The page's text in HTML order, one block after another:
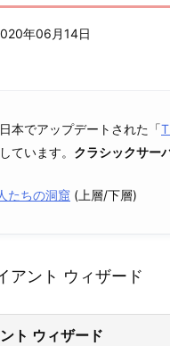
年06月14日
本でアップデートされた「
ています。 クラシックサー
たちの洞窟 (上層/下層)
アント ウィザード
ト ウィザード